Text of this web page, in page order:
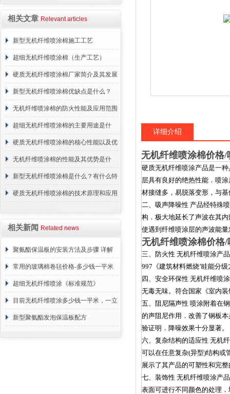
相关文章 Relevant articles
新型无机纤维喷涂棉施工工艺
超细无机纤维喷涂棉（生产工艺）
硬质无机纤维喷涂棉厂家简介及其发展
概述
新型无机纤维喷涂棉优缺点是什么？
无机纤维喷涂棉的防火性能及应用范围
超细无机纤维喷涂棉的主要用途是什
么？
硬质无机纤维喷涂棉的核心性能以及优
点介绍
无机纤维喷涂棉的性能及其优势是什
么？
新型无机纤维喷涂棉是什么？有什么特
点？
硬质无机纤维喷涂棉的技术原理和应用
相关新闻 Related news
聚氨酯保温板的安装方法及步骤 详解
常用的玻璃棉卷毡价格-多少钱一平米
超细无机纤维喷涂《标准规范》
目前无机纤维喷涂多少钱一平米，一立
方 价格计算
新型聚氨酯发泡保温板配方
详细介绍
无机纤维喷涂棉价格
硬质无机纤维喷涂产品是一
层具有良好的绝热性能．喷
材接缝多，易脱落变形，与
二、吸声降噪性 产品经特殊
构．极大地延长了声波在其
使遇到纤维喷涂层的声波能
无机纤维喷涂棉价格
三、防火性 无机纤维喷涂产
997《建筑材料燃烧’眭能分
四、安全环保性 无机纤维喷
无毒无味。符合国家《室内
五、阻尼隔声性 喷涂附着在
的声阻尼作用．改善了钢板
验证明．降噪效果十分显著。
六、复杂结构的适应性 无机
可以在任意复杂(异型)结构或
展示了其产品的可塑性和完
七、装饰性 无机纤维喷涂产
表面可进行不同颜色的处理